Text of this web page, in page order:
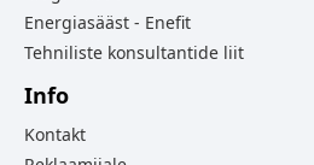
Energiasääst - Enefit
Tehniliste konsultantide liit
Info
Kontakt